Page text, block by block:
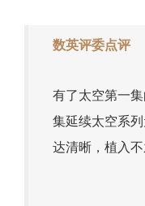
数英评委点评
有了太空第一
集延续太空系
达清晰，植入